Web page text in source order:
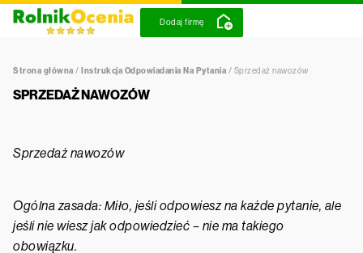
Dodaj firmę
Strona główna / Instrukcja Odpowiadania Na Pytania / Sprzedaż nawozów
SPRZEDAŻ NAWOZÓW
Sprzedaż nawozów
Ogólna zasada: Miło, jeśli odpowiesz na każde pytanie, ale
jeśli nie wiesz jak odpowiedzieć – nie ma takiego
obowiązku.